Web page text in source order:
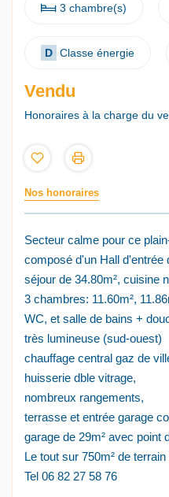
3 chambre(s)
D Classe énergie
Vendu
Honoraires à la charge du
Nos honoraires
Secteur calme pour ce
composé d'un Hall d'entrée
séjour de 34.80m², cuisine
3 chambres: 11.60m²,
WC, et salle de bains +
très lumineuse (sud-ouest)
chauffage central gaz de
huisserie dble vitrage,
nombreux rangements,
terrasse et entrée garage
garage de 29m² avec point
Le tout sur 750m² de terrain
Tel 06 82 27 58 76